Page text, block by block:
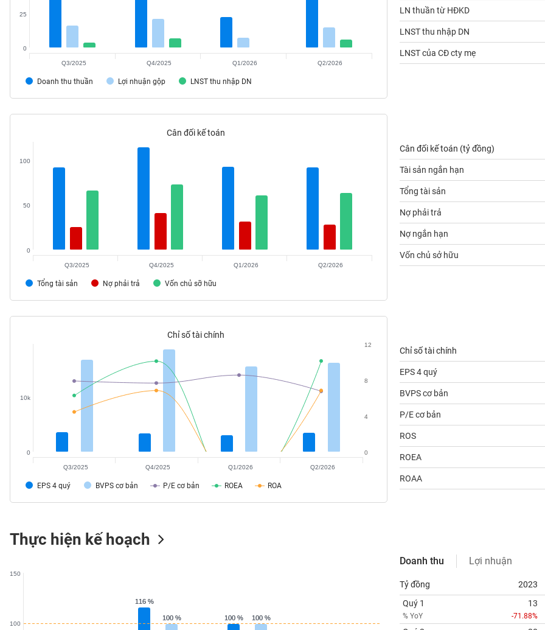
Doanh thu thuần Lợi nhuận gộp LNST thu nhập DN
0
25
Q3/2025 Q4/2025 Q1/2026 Q2/2026
LN thuần từ HĐKD
LNST thu nhập DN
LNST của CĐ cty mẹ
Cân đối kế toán
Tổng tài sản Nợ phải trả Vốn chủ sỡ hữu
0
50
100
Q3/2025 Q4/2025 Q1/2026 Q2/2026
Cân đối kế toán (tỷ đồng)
Tài sản ngắn hạn
Tổng tài sản
Nợ phải trả
Nợ ngắn hạn
Vốn chủ sở hữu
Chỉ số tài chính
EPS 4 quý BVPS cơ bản P/E cơ bản ROEA ROA
0
10k
0
4
8
12
Q3/2025 Q4/2025 Q1/2026 Q2/2026
Chỉ số tài chính
EPS 4 quý
BVPS cơ bản
P/E cơ bản
ROS
ROEA
ROAA
Thực hiện kế hoạch
116 %
116 %
100 %
100 %
100 %
100 % 100 %
100 %
100
150
Doanh thu Lợi nhuận
Tỷ đồng 2023
Quý 1
% YoY
13
-71.88%
NGHIỆP
TIÊU
KHÔNG
TIÊU
THIẾT
TÀI
CHÍNH
NGHỆ
DỊCH